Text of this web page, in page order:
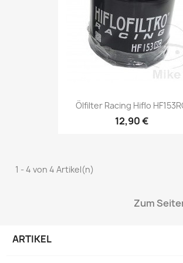
Ölfilter Racing Hiflo
12,90 €
1 - 4 von 4 Artikel(n)
Zum
ARTIKEL